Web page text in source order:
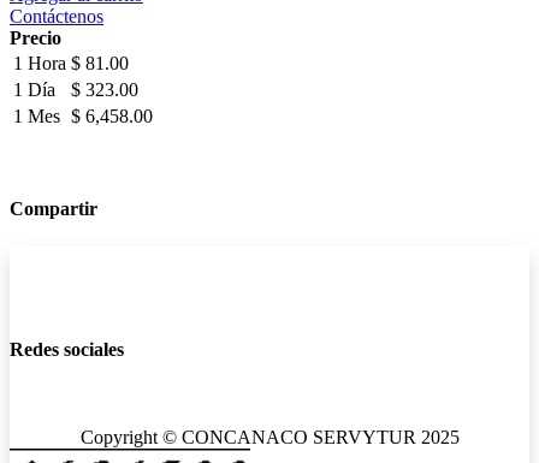
Contáctenos
Precio
1 Hora $ 81.00
1 Día
$ 323.00
1 Mes $ 6,458.00
Compartir
Redes sociales
Copyright © CONCANACO SERVYTUR 2025